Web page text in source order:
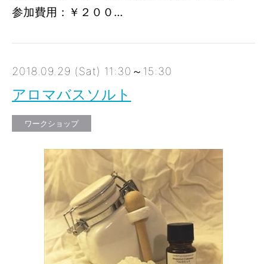
参加費用：￥２００...
2018.09.29 (Sat) 11:30～15:30
アロマバスソルト
ワークショップ